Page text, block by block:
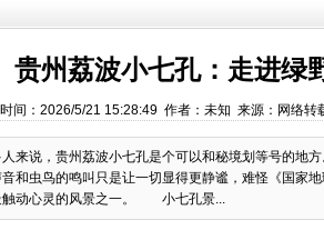
贵州荔波小七孔：走进绿
时间：2026/5/21 15:28:49 作者：未知 来源：网络
说，贵州荔波小七孔是个可以和秘境划等号的地方
和虫鸟的鸣叫只是让一切显得更静谧，难怪《国家
触动心灵的风景之一。 小七孔景...